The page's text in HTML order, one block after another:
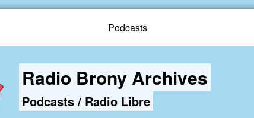
Podcasts
Radio Brony Archives
Podcasts / Radio Libre